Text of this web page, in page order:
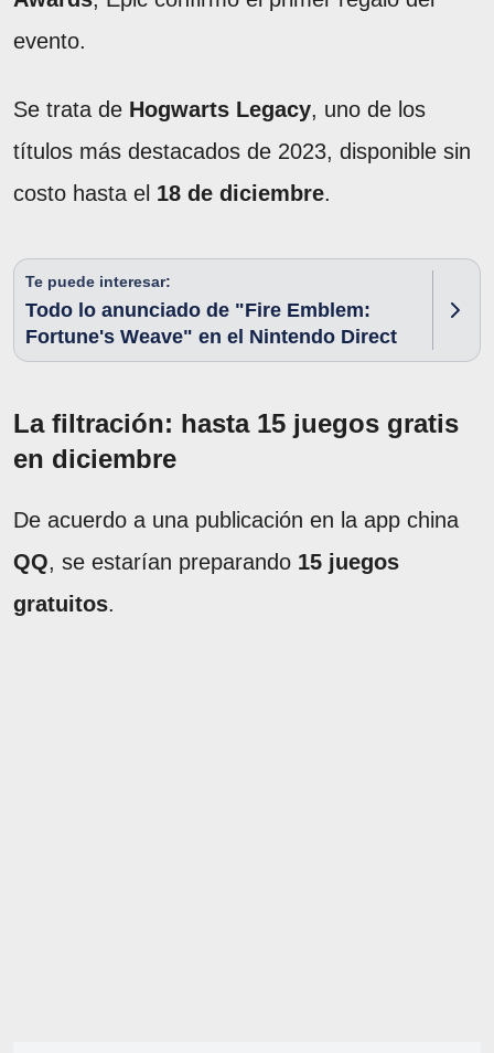
evento.
Se trata de Hogwarts Legacy, uno de los
títulos más destacados de 2023, disponible sin
costo hasta el 18 de diciembre.
Te puede interesar:
Todo lo anunciado de "Fire Emblem:
Fortune's Weave" en el Nintendo Direct
La filtración: hasta 15 juegos gratis
en diciembre
De acuerdo a una publicación en la app china
QQ, se estarían preparando 15 juegos
gratuitos.